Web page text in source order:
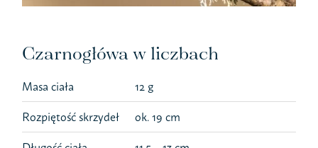
Czarnogłówa w liczbach
Masa ciała 12 g
Rozpiętość skrzydeł ok. 19 cm